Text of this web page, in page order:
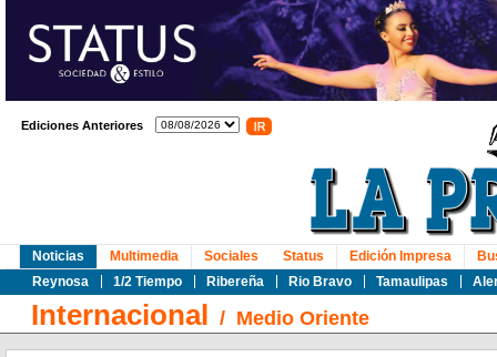
Ediciones Anteriores
Noticias
Reynosa
1/2 Tiempo Ribereña Rio Bravo Tamaulipas
Multimedia Sociales Status Edición Impresa
Internacional / Medio Oriente